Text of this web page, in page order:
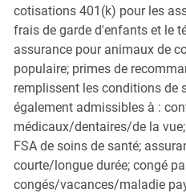
cotisations 401(k) pour les
frais de garde d'enfants et le
assurance pour animaux de
populaire; primes de
remplissent les conditions de
également admissibles à :
médicaux/dentaires/de la
FSA de soins de santé;
courte/longue durée; congé
congés/vacances/maladie